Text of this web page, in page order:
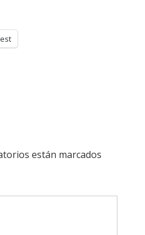
están marcados